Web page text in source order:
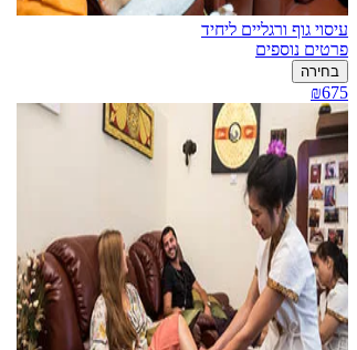
עיסוי גוף ורגליים ליחיד
פרטים נוספים
בחירה
₪675